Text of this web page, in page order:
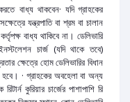
করতে বাধ্য থাকবেন· যদি গ্রাহকের
যন্ত্রপাতি বা শ্রম বা চালান
বাধ্য থাকিবে না। ডেলিভারি
চার্জ (যদি থাকে তবে)
ক্ষেত্রে হোম ডেলিভারির বিধান
হবে। · গ্রাহকের অবহেলা বা অন্য
কুরিয়ার চার্জের পাশাপাশি রি